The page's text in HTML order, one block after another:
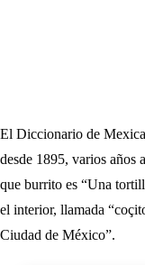
El Diccionario de
desde 1895, varios años
que burrito es “Una
el interior, llamada
Ciudad de México”.